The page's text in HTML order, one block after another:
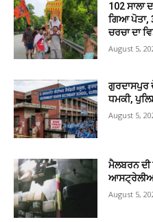
102 ਸਾਲਾ
ਗਿਆ ਪੋਤਾ,
ਚਰਚਾ ਦਾ
August 5,
ਗੁਰਦਾਸਪੁਰ
ਧਮਕੀ,
August 5,
ਮੈਲਬਰਨ ਦੀ
ਆਸਟ੍ਰੇਲੀਆ
August 5,